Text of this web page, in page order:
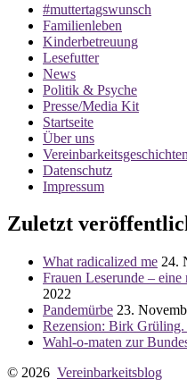
#muttertagswunsch
Familienleben
Kinderbetreuung
Lesefutter
News
Politik & Psyche
Presse/Media Kit
Startseite
Über uns
Vereinbarkeitsgeschichten
Datenschutz
Impressum
Zuletzt
What radicalized me 24.
Frauen Leserunde –
2022
Pandemürbe 23.
Rezension: Birk Grüling.
Wahl-o-maten zur
© 2026 Vereinbarkeitsblog